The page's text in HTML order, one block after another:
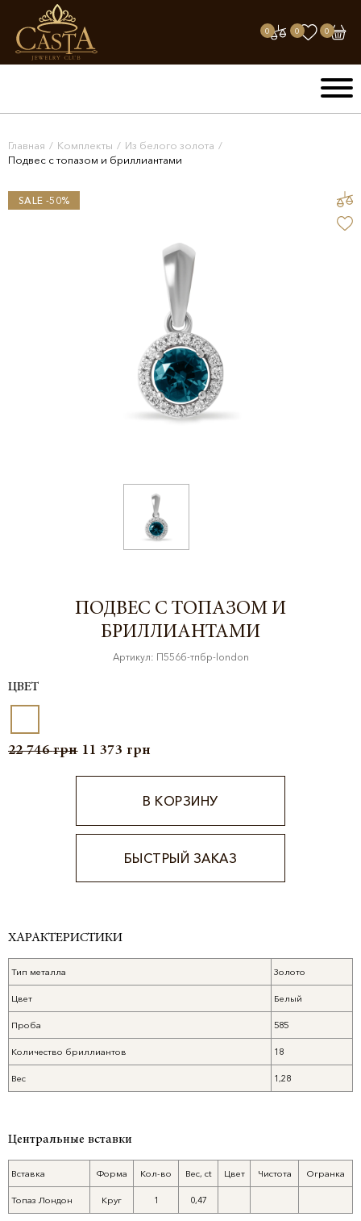
0 0 0
Главная / Комплекты / Из белого золота /
Подвес с топазом и бриллиантами
SALE -50%
ПОДВЕС С ТОПАЗОМ И
БРИЛЛИАНТАМИ
Артикул: П556б-тпбр-london
ЦВЕТ
22 746грн 11 373 грн
В КОРЗИНУ
БЫСТРЫЙ ЗАКАЗ
ХАРАКТЕРИСТИКИ
Тип металла Золото
Цвет Белый
Проба 585
Количество бриллиантов 18
Вес 1,28
Центральные вставки
Вставка Форма Кол-во Вес, ct Цвет Чистота Огранка
Топаз Лондон Круг 1 0,47